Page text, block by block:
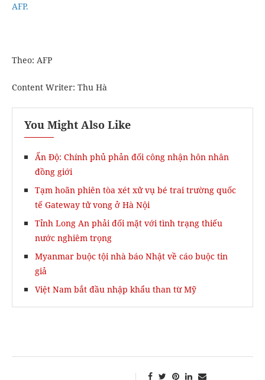
AFP.
​Theo: AFP
Content Writer: Thu Hà
You Might Also Like
Ấn Độ: Chính phủ phản đối công nhận hôn nhân
đồng giới
Tạm hoãn phiên tòa xét xử vụ bé trai trường quốc
tế Gateway tử vong ở Hà Nội
Tỉnh Long An phải đối mặt với tình trạng thiếu
nước nghiêm trọng
Myanmar buộc tội nhà báo Nhật về cáo buộc tin
giả
Việt Nam bắt đầu nhập khẩu than từ Mỹ